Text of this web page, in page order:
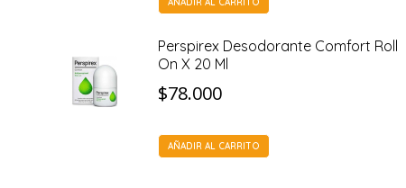
Perspirex Desodorante Comfort Roll
On X 20 Ml
$78.000
AÑADIR AL CARRITO